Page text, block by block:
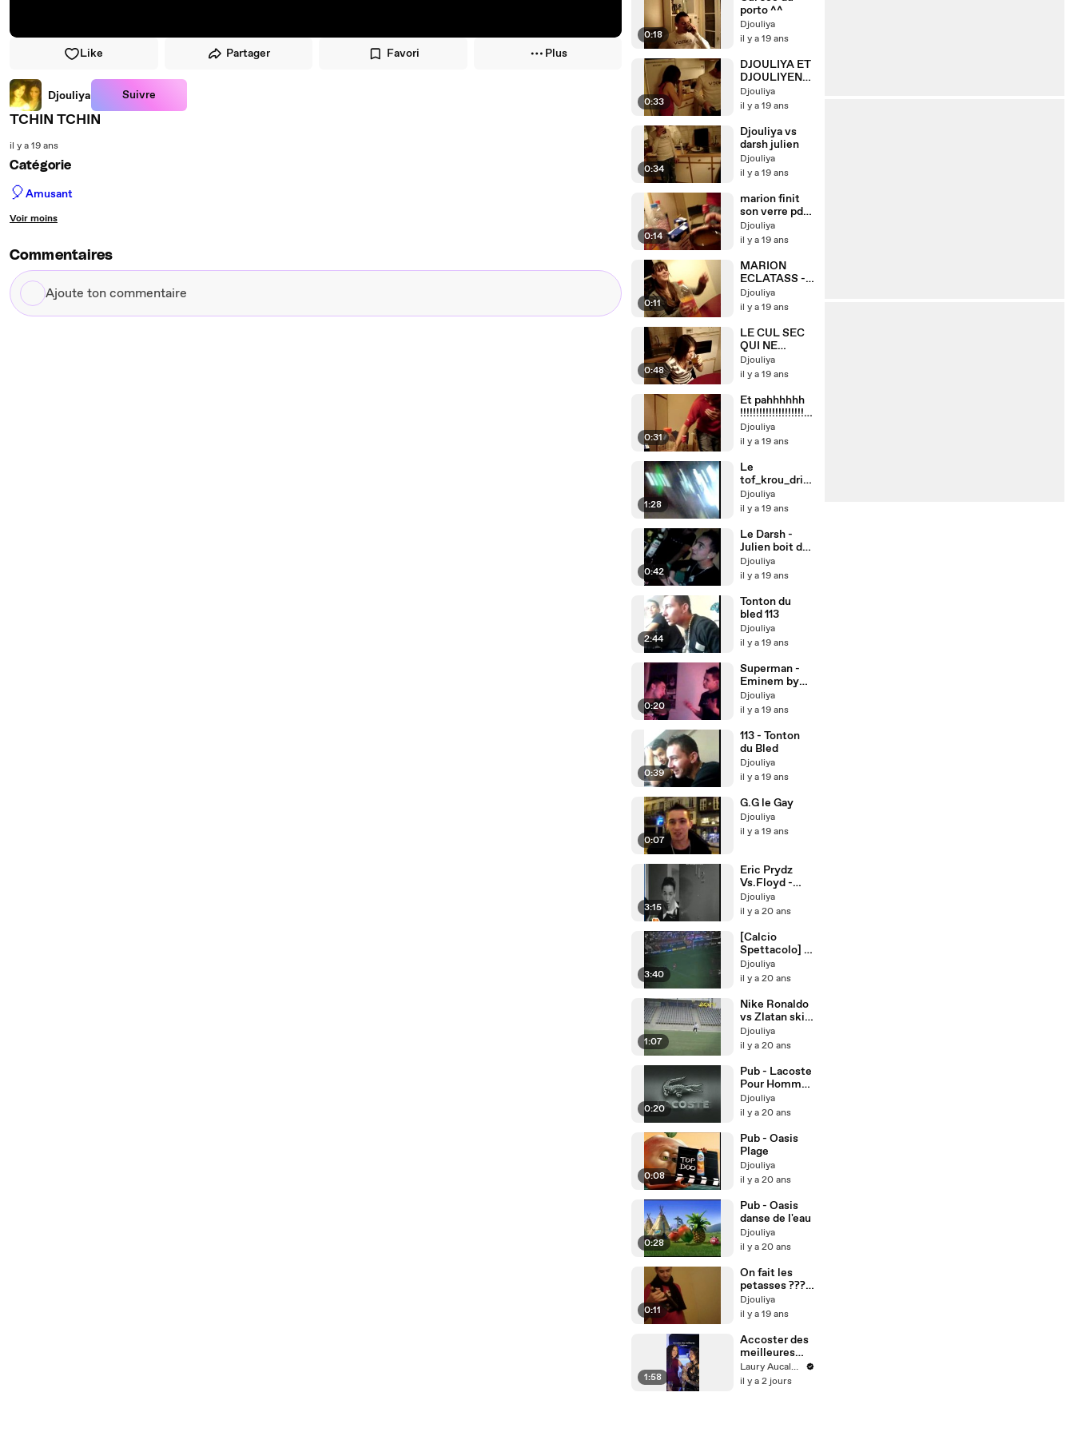
Like Partager Favori Plus
Djouliya Suivre
TCHIN TCHIN
il y a 19 ans
Catégorie
🎈Amusant
Voir moins
Commentaires
Ajoute
ton
0:18
porto ^^
Djouliya
il y a 19 ans
0:33
DJOULIYA ET
DJOULIYEN
ET MARION
TEXTO
Djouliya
il y a 19 ans
0:34
Djouliya vs
darsh julien
Djouliya
il y a 19 ans
0:14
marion finit
son verre pdt
le "tchin"
Djouliya
il y a 19 ans
0:11
MARION
ECLATASS -
LA CUITE
Djouliya
il y a 19 ans
0:48
LE CUL SEC
QUI NE
PASSE PAS
Djouliya
il y a 19 ans
0:31
Et pahhhhhh
!!!!!!!!!!!!!!!!!!!!!!!
!Djouliya
il y a 19 ans
1:28
Le
tof_krou_drin
k chz djouliya
Djouliya
il y a 19 ans
0:42
Le Darsh -
Julien boit du
Tof_Krou_Drin
k
Djouliya
il y a 19 ans
2:44
Tonton du
bled 113
Djouliya
il y a 19 ans
0:20
Superman -
Eminem by
Nohanentais
Djouliya
il y a 19 ans
0:39
113 - Tonton
du Bled
Djouliya
il y a 19 ans
0:07
G.G le Gay
Djouliya
il y a 19 ans
3:15
Eric Prydz
Vs.Floyd -
Proper
Education
Djouliya
il y a 20 ans
3:40
[Calcio
Spettacolo] -
Cristiano
Ronaldo
Djouliya
il y a 20 ans
1:07
Nike Ronaldo
vs Zlatan skill
fr high
Djouliya
il y a 20 ans
0:20
Pub - Lacoste
Pour Homme
- 2003
Djouliya
il y a 20 ans
0:08
Pub - Oasis
Plage
Djouliya
il y a 20 ans
0:28
Pub - Oasis
danse de l'eau
Djouliya
il y a 20 ans
0:11
On fait les
petasses ???!!
^^
Djouliya
il y a 19 ans
1:58
Accoster des
meilleures
copines
Laury Aucalme
il y a 2 jours